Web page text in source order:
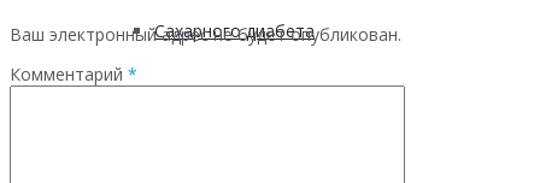
Сахарного диабета
Ваш электронный адрес не будет опубликован.
Комментарий *